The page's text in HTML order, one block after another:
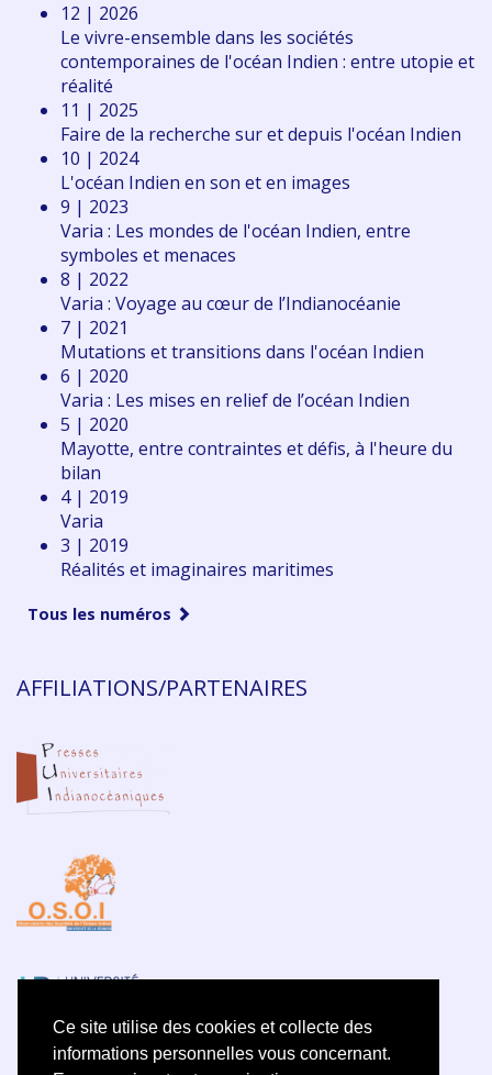
Ce site utilise des cookies et collecte des
informations personnelles vous concernant.
12 | 2026
Le vivre-ensemble dans les sociétés
contemporaines de l'océan Indien : entre utopie et
réalité
11 | 2025
Faire de la recherche sur et depuis l'océan Indien
10 | 2024
L'océan Indien en son et en images
9 | 2023
Varia : Les mondes de l'océan Indien, entre
symboles et menaces
8 | 2022
Varia : Voyage au cœur de l’Indianocéanie
7 | 2021
Mutations et transitions dans l'océan Indien
6 | 2020
Varia : Les mises en relief de l’océan Indien
5 | 2020
Mayotte, entre contraintes et défis, à l'heure du
bilan
4 | 2019
Varia
3 | 2019
Réalités et imaginaires maritimes
Tous les numéros
AFFILIATIONS/PARTENAIRES